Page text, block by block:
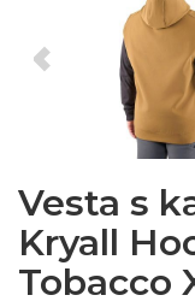
Vesta s
Kryall
Tobacco